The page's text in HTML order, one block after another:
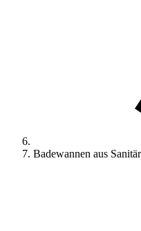
Badewannen aus